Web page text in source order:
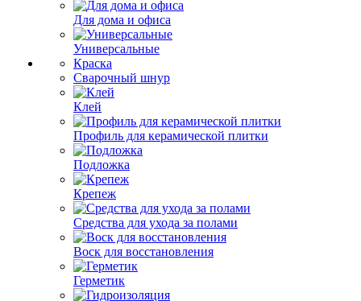
Для дома и офиса
Универсальные
Краска
Сварочный шнур
Клей
Профиль для керамической плитки
Подложка
Крепеж
Средства для ухода за полами
Воск для восстановления
Герметик